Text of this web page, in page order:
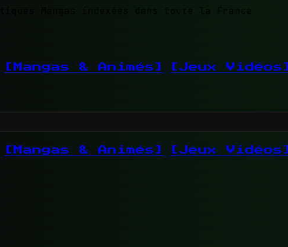
Mangas indexées dans toute la France
[Mangas & Animés] [Jeux Vidéos]
[Mangas & Animés] [Jeux Vidéos]